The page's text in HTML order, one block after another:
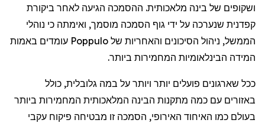
ושקופים של בינה מלאכותית. ההסמכה הגיעה לאחר ביקורת
קפדנית שנערכה על ידי גוף הסמכה מוסמך, ואימתה כי נוהלי
הממשל, ניהול הסיכונים והאחריות של Poppulo עומדים באמות
המידה הבינלאומיות המחמירות ביותר.
ככל שארגונים פועלים יותר ויותר על במה גלובלית, כולל
באזורים עם כמה מתקנות הבינה המלאכותית המחמירות ביותר
בעולם כמו האיחוד האירופי, הסמכה זו מבטיחה פיקוח עקבי